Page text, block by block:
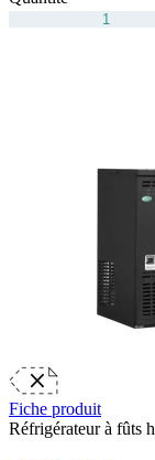
Fiche produit
Réfrigérateur à fûts